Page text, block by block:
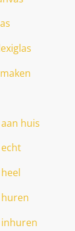
huis